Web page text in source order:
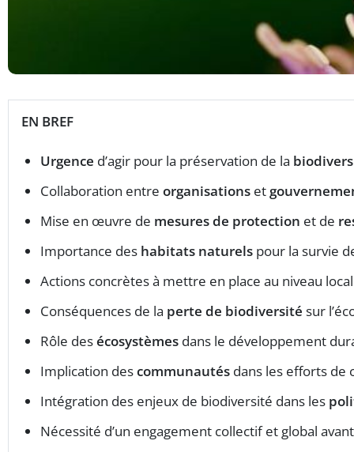
EN BREF
Urgence d’agir pour la préservation de la
Collaboration entre organisations et
Mise en œuvre de mesures de protection et de
Importance des habitats naturels pour la survie
Actions concrètes à mettre en place au niveau local
Conséquences de la perte de biodiversité sur
Rôle desécosystèmes dans le développement
Implication descommunautés dans les efforts de
Intégration des enjeux de biodiversité dans les
Nécessité d’un engagement collectif et global